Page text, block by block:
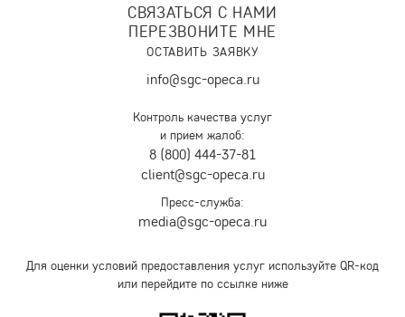
СВЯЗАТЬСЯ С НАМИ
ПЕРЕЗВОНИТЕ МНЕ
ОСТАВИТЬ ЗАЯВКУ
info@sgc-opeca.ru
Контроль качества услуг
и прием жалоб:
8 (800) 444-37-81
client@sgc-opeca.ru
Пресс-служба:
media@sgc-opeca.ru
Для оценки условий предоставления услуг используйте QR-код
или перейдите по ссылке ниже